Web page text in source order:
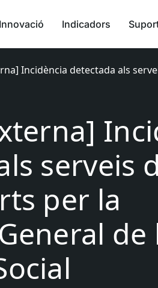
Innovació Indicadors
Incidència detectada als
serveis
per la
de